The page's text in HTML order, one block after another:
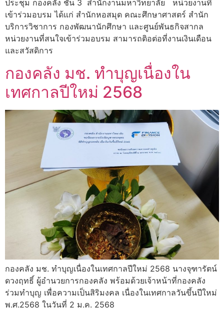
ประชุม กองคลัง ชั้น 3 สำนักงานมหาวิทยาลัย หน่วยงานที่
เข้าร่วมอบรม ได้แก่ สำนักหอสมุด คณะศึกษาศาสตร์ สำนัก
บริการวิชาการ กองพัฒนานักศึกษา และศูนย์พันธกิจสากล
หน่วยงานที่สนใจเข้าร่วมอบรม สามารถติอต่อที่งานเงินเดือน
และสวัสดิการ
กองคลัง มช. ทำบุญเนื่องใน
เทศกาลปีใหม่ 2568
กองคลัง มช. ทำบุญเนื่องในเทศกาลปีใหม่ 2568 นางจุฑารัตน์
ดวงฤทธิ์ ผู้อำนวยการกองคลัง พร้อมด้วยเจ้าหน้าที่กองคลัง
ร่วมทำบุญ เพื่อความเป็นสิริมงคล เนื่องในเทศกาลวันขึ้นปีใหม่
พ.ศ.2568 ในวันที่ 2 ม.ค. 2568